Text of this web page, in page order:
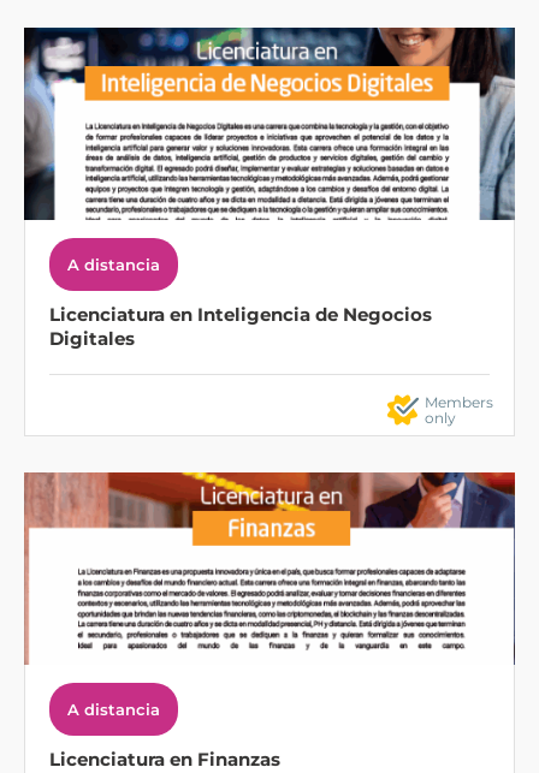
A distancia
Licenciatura en Inteligencia de Negocios
Digitales
Members
only
A distancia
Licenciatura en Finanzas